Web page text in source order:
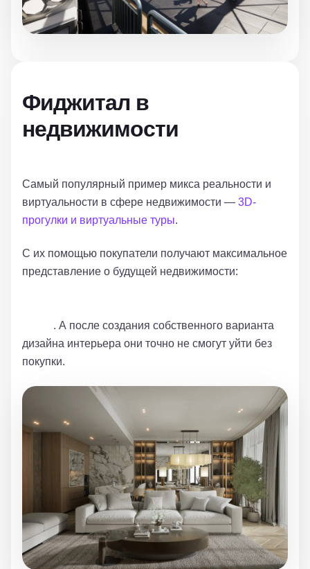
Фиджитал в
недвижимости
Самый популярный пример микса реальности и
виртуальности в сфере недвижимости — 3D-
прогулки и виртуальные туры.
С их помощью покупатели получают максимальное
представление о будущей недвижимости:
. А после создания собственного варианта
дизайна интерьера они точно не смогут уйти без
покупки.